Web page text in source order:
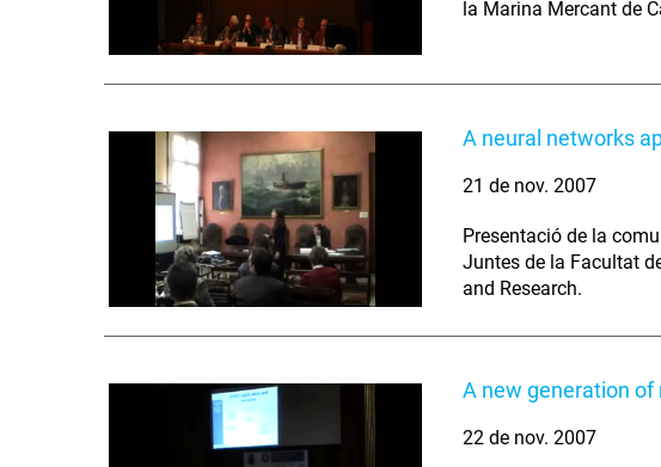
la Marina Mercant de
A neural networks
21 de nov. 2007
Presentació de la
Juntes de la Facultat
and Research.
A new generation
22 de nov. 2007